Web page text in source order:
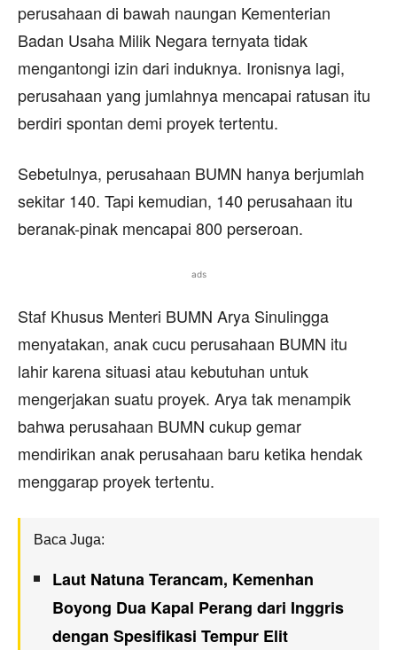
perusahaan di bawah naungan Kementerian
Badan Usaha Milik Negara ternyata tidak
mengantongi izin dari induknya. Ironisnya lagi,
perusahaan yang jumlahnya mencapai ratusan itu
berdiri spontan demi proyek tertentu.
Sebetulnya, perusahaan BUMN hanya berjumlah
sekitar 140. Tapi kemudian, 140 perusahaan itu
beranak-pinak mencapai 800 perseroan.
ads
Staf Khusus Menteri BUMN Arya Sinulingga
menyatakan, anak cucu perusahaan BUMN itu
lahir karena situasi atau kebutuhan untuk
mengerjakan suatu proyek. Arya tak menampik
bahwa perusahaan BUMN cukup gemar
mendirikan anak perusahaan baru ketika hendak
menggarap proyek tertentu.
Baca Juga:
Laut Natuna Terancam, Kemenhan
Boyong Dua Kapal Perang dari Inggris
dengan Spesifikasi Tempur Elit